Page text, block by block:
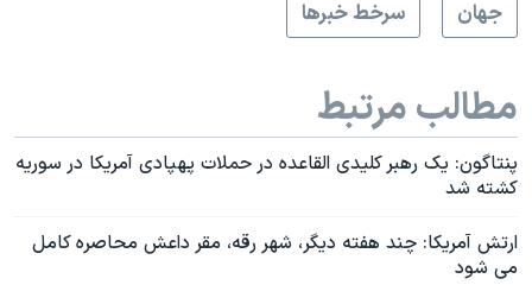
جهان
سرخط خبرها
مطالب مرتبط
پنتاگون: یک رهبر کلیدی القاعده در حملات پهپادی آمریکا در سوریه
کشته شد
ارتش آمریکا: چند هفته دیگر، شهر رقه، مقر داعش محاصره کامل
می شود